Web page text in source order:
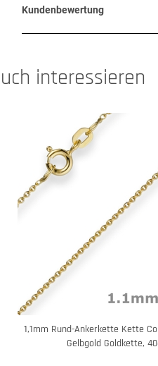
Kundenbewertung
interessieren
1,1mm Rund-Ankerkette Kette
Gelbgold Goldkette,